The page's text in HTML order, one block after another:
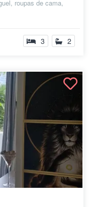
roupas de cama,
3 2